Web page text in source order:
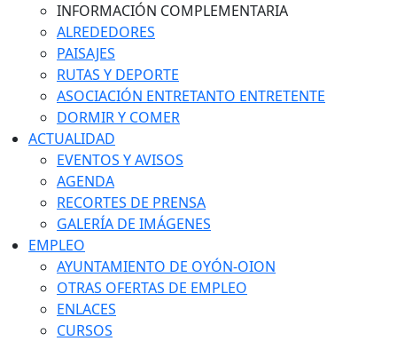
INFORMACIÓN COMPLEMENTARIA
ALREDEDORES
PAISAJES
RUTAS Y DEPORTE
ASOCIACIÓN ENTRETANTO ENTRETENTE
DORMIR Y COMER
ACTUALIDAD
EVENTOS Y AVISOS
AGENDA
RECORTES DE PRENSA
GALERÍA DE IMÁGENES
EMPLEO
AYUNTAMIENTO DE OYÓN-OION
OTRAS OFERTAS DE EMPLEO
ENLACES
CURSOS